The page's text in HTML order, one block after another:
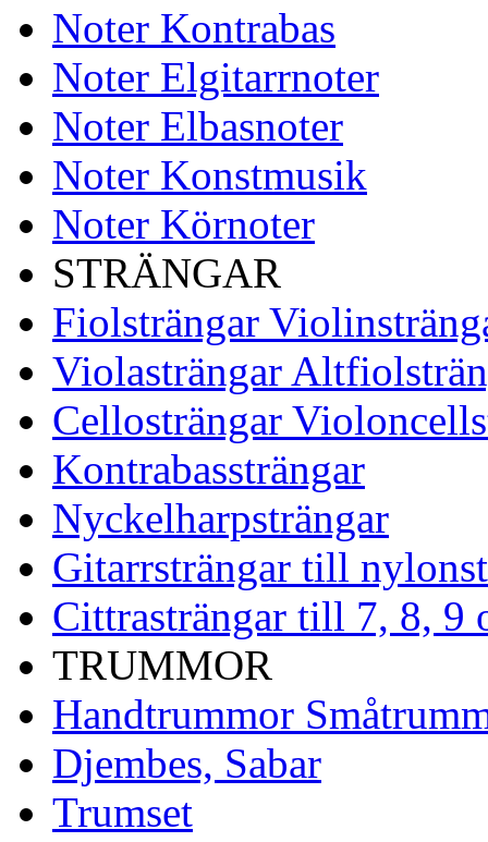
Noter Kontrabas
Noter Elgitarrnoter
Noter Elbasnoter
Noter Konstmusik
Noter Körnoter
STRÄNGAR
Fiolsträngar
Violasträngar
Cellosträngar
Kontrabassträngar
Nyckelharpsträngar
Gitarrsträngar till
Cittrasträngar till 7, 8, 9
TRUMMOR
Handtrummor
Djembes, Sabar
Trumset